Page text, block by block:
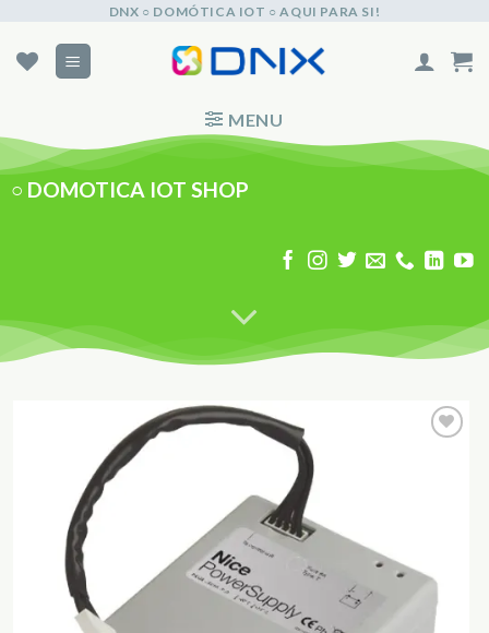
content
DNX ○ DOMÓTICA IOT ○ AQUI PARA SI!
MENU
○ DOMOTICA IOT SHOP